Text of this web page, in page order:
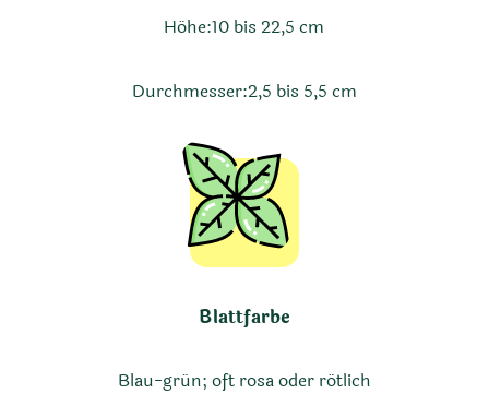
Höhe:10 bis 22,5 cm
Durchmesser:2,5 bis 5,5 cm
Blattfarbe
Blau-grün; oft rosa oder rötlich